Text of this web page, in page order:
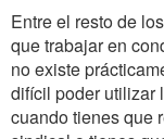
Entre el resto de
que trabajar en
no existe
difícil poder utilizar
cuando tienes que